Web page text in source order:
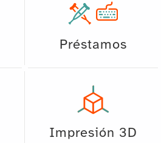
Préstamos
Impresión 3D